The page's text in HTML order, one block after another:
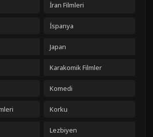
İran Filmleri
İspanya
Japan
Karakomik Filmler
Komedi
Korku
Lezbiyen